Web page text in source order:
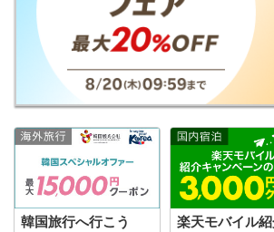
韓国旅行へ行こう
楽天モバイル